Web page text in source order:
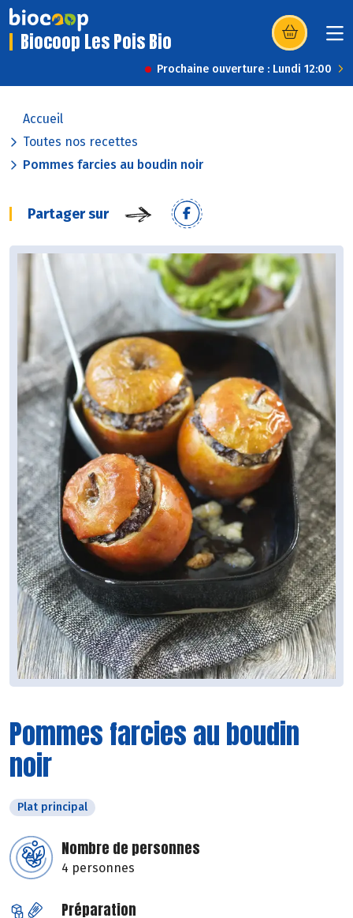
Biocoop Les Pois Bio (s’ouvre dans
Prochaine ouverture : Lundi 12:00
Accueil
Toutes nos recettes
Pommes farcies au boudin noir
Partager sur
Pommes farcies au boudin
noir
Plat principal
Nombre de personnes
4 personnes
Préparation